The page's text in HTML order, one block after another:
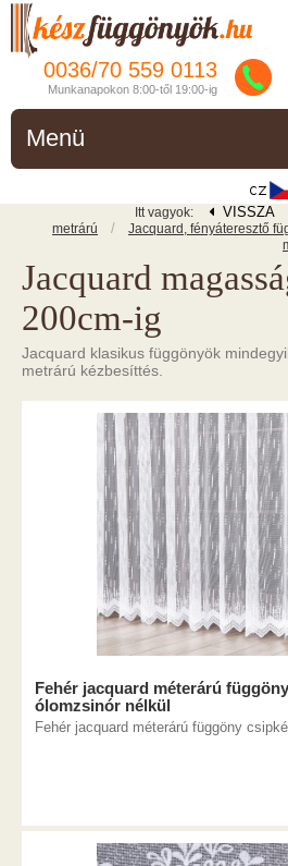
0036/70 559 0113
Munkanapokon 8:00-től 19:00-ig
Menü
Itt vagyok: VISSZA
metrárú
/ Jacquard, fényáteresztő
Jacquard
200cm-ig
Jacquard klasikus függönyök
metrárú kézbesíttés.
Fehér jacquard méterárú
ólomzsinór nélkül
Fehér jacquard méterárú függöny